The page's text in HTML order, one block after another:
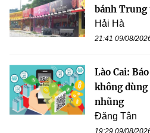
bánh Trung
Hải Hà
21:41 09/08/
Lào Cai:
không dùng
nhũng
Đăng Tân
19:29 09/08/